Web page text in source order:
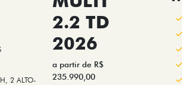
2 ALTO-
2.2 TD
2026
a partir de R$
235.990,00